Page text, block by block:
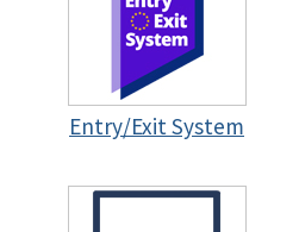
Entry/Exit System